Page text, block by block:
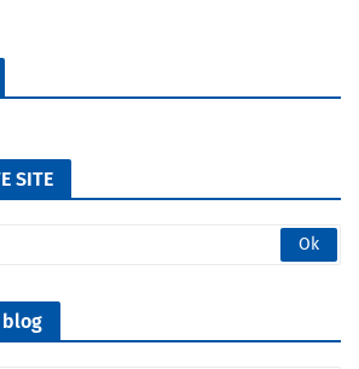
SITE
blog